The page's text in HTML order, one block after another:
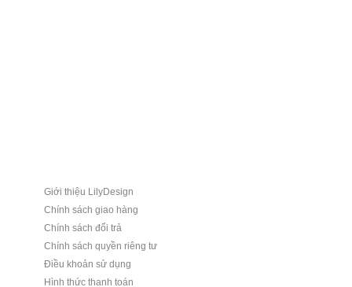
Giới thiệu LilyDesign
Chính sách giao hàng
Chính sách đổi trả
Chính sách quyền riêng tư
Điều khoản sử dụng
Hình thức thanh toán